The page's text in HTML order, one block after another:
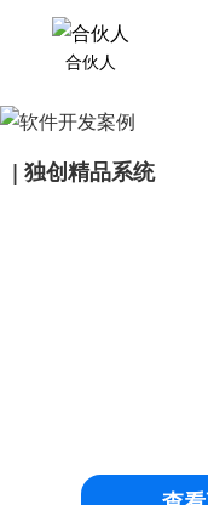
合伙人
| 独创精品系统